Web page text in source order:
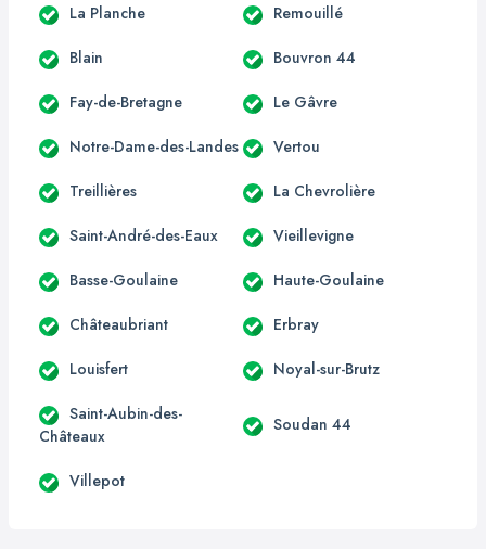
La Planche Remouillé
Blain Bouvron 44
Fay-de-Bretagne Le Gâvre
Notre-Dame-des-Landes Vertou
Treillières La Chevrolière
Saint-André-des-Eaux Vieillevigne
Basse-Goulaine Haute-Goulaine
Châteaubriant Erbray
Louisfert Noyal-sur-Brutz
Saint-Aubin-des-
Châteaux
Soudan 44
Villepot